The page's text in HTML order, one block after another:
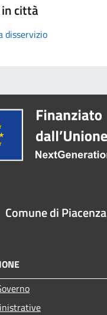
città
disservizio
Comune di Piacenza